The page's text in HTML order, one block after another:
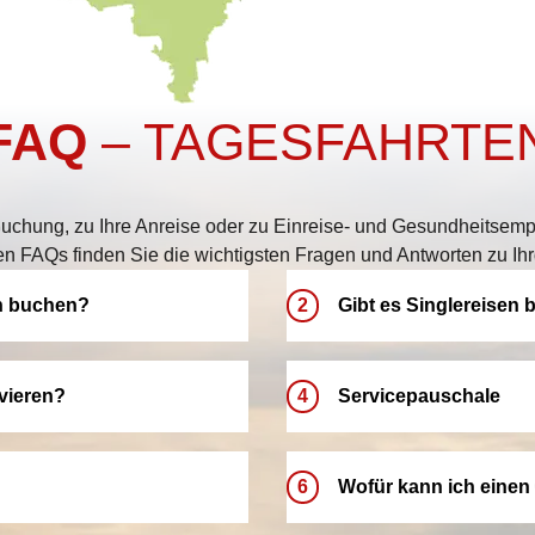
–
zu Ihre Anreise oder zu Einreise- und
FAQs finden Sie die wichtigsten Fragen und Antworten zu
buchen?
Chemnitz,
2 Gibt es Singlereisen
Bei LANG Reisen bieten
herzlich willkommen und
Damit Sie Ihren Urlaub
reisen – ganz nach Ihren
Option reservieren. Bitte
Frist automatisch verfällt.
und Ihre Traumreise zu
4 Servicepauschale
Unsere Servicepauschale
auch eine zuverlässige und
Reise entspannt planen
6 Wofür kann ich